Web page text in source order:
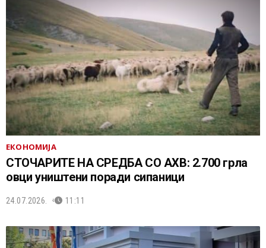
ЕКОНОМИЈА
СТОЧАРИТЕ НА СРЕДБА СО АХВ: 2.700 грла
овци уништени поради сипаници
24.07.2026. 11:11